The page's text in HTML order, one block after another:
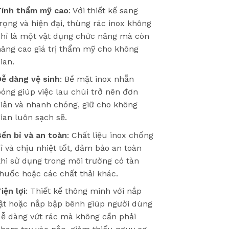
thẩm mỹ cao: Với thiết kế sang
và hiện đại, thùng rác inox không
là một vật dụng chức năng mà còn
cao giá trị thẩm mỹ cho không
dàng vệ sinh: Bề mặt inox nhẵn
giúp việc lau chùi trở nên đơn
và nhanh chóng, giữ cho không
luôn sạch sẽ.
bỉ và an toàn: Chất liệu inox chống
và chịu nhiệt tốt, đảm bảo an toàn
sử dụng trong môi trường có tàn
hoặc các chất thải khác.
lợi: Thiết kế thông minh với nắp
hoặc nắp bập bênh giúp người dùng
dàng vứt rác mà không cần phải